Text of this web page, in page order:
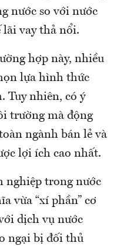
nước so với nước
lãi vay thả nổi.
hợp này, nhiều
lựa hình thức
Tuy nhiên, có ý
trường mà động
ngành bán lẻ và
lợi ích cao nhất.
nghiệp trong nước
vừa “xí phần” cơ
dịch vụ nước
ngại bị đối thủ